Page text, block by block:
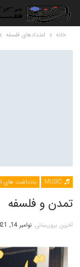
خانه امتدادهای فلسفه
یادداشت های
تمدن و فلسفه
آخرین بروزرسانی نوامبر 14, 2021